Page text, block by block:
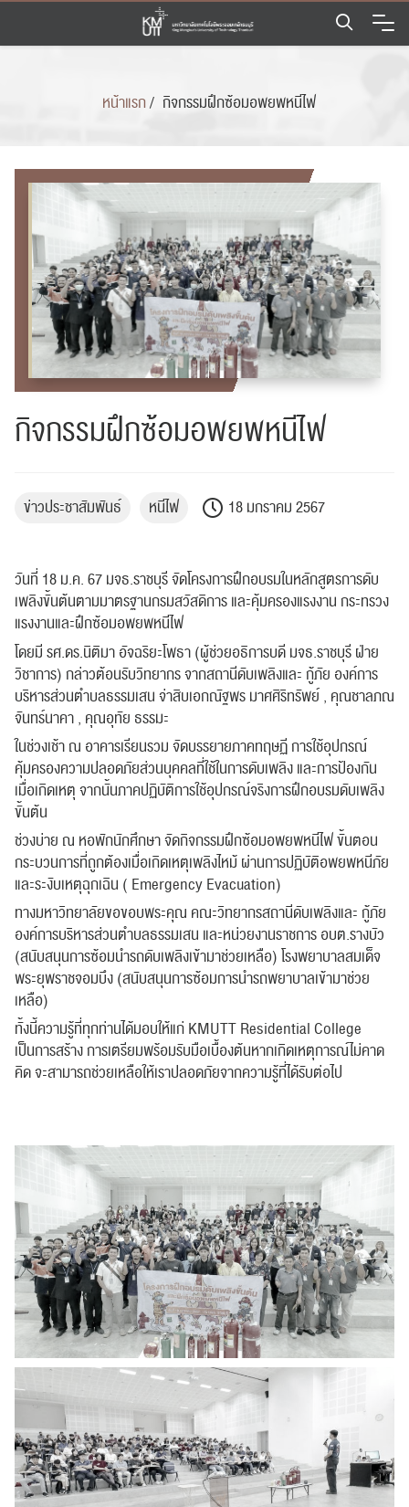
Skip
content
หน้าแรก/ กิจกรรมฝึกซ้อมอพยพหนีไฟ​
กิจกรรมฝึกซ้อมอพยพหนีไฟ​
ข่าวประชาสัมพันธ์ หนีไฟ 18 มกราคม 2567
วันที่ 18 ม.ค. 67 มจธ.ราชบุรี จัดโครงการฝึกอบรมในหลักสูตรการดับ
เพลิงขั้นต้นตามมาตรฐานกรมสวัสดิการ และคุ้มครองแรงงาน กระทรวง
แรงงานและฝึกซ้อมอพยพหนีไฟ
โดยมี รศ.ดร.นิติมา อัจฉริยะโพธา (ผู้ช่วยอธิการบดี มจธ.ราชบุรี ฝ่าย
วิชาการ) กล่าวต้อนรับวิทยากร จากสถานีดับเพลิงและ กู้ภัย องค์การ
บริหารส่วนตำบลธรรมเสน จ่าสิบเอกณัฐพร มาศศิริทรัพย์ , คุณชาลภณ
จันทร์นาคา , คุณอุทัย ธรรมะ
ในช่วงเช้า ณ อาคารเรียนรวม จัดบรรยายภาคทฤษฏี การใช้อุปกรณ์
คุ้มครองความปลอดภัยส่วนบุคคลที่ใช้ในการดับเพลิง และการป้องกัน
เมื่อเกิดเหตุ จากนั้นภาคปฏิบัติการใช้อุปกรณ์จริงการฝึกอบรมดับเพลิง
ขั้นต้น
ช่วงบ่าย ณ หอพักนักศึกษา จัดกิจกรรมฝึกซ้อมอพยพหนีไฟ ขั้นตอน
กระบวนการที่ถูกต้องเมื่อเกิดเหตุเพลิงไหม้ ผ่านการปฏิบัติอพยพหนีภัย
และระงับเหตุฉุกเฉิน ( Emergency Evacuation)
ทางมหาวิทยาลัยขอขอบพระคุณ คณะวิทยากรสถานีดับเพลิงและ กู้ภัย
องค์การบริหารส่วนตำบลธรรมเสน และหน่วยงานราชการ อบต.รางบัว
(สนับสนุนการซ้อมนำรถดับเพลิงเข้ามาช่วยเหลือ) โรงพยาบาลสมเด็จ
พระยุพราชจอมบึง (สนับสนุนการซ้อมการนำรถพยาบาลเข้ามาช่วย
เหลือ)
ทั้งนี้ความรู้ที่ทุกท่านได้มอบให้แก่ KMUTT Residential College
เป็นการสร้าง การเตรียมพร้อมรับมือเบื้องต้นหากเกิดเหตุการณ์ไม่คาด
คิด จะสามารถช่วยเหลือให้เราปลอดภัยจากความรู้ที่ได้รับต่อไป